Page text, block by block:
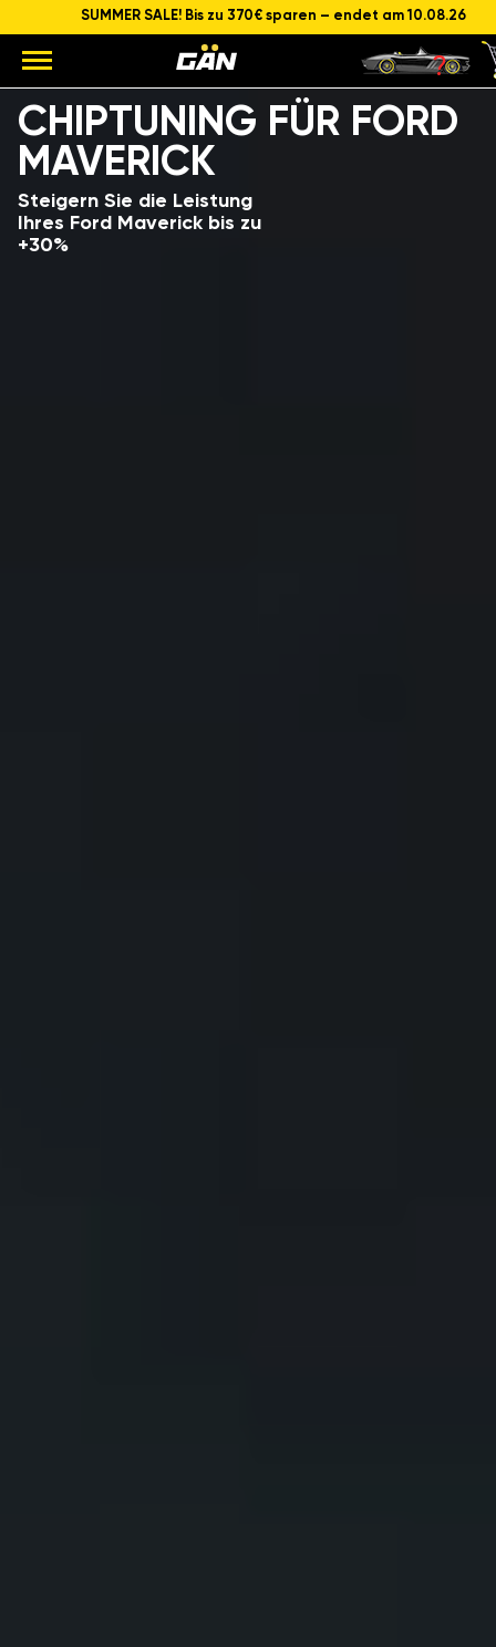
SUMMER SALE! Bis zu 370€ sparen – endet am 10.08.26
CHIPTUNING FÜR FORD
MAVERICK
Steigern Sie die Leistung
Ihres Ford Maverick bis zu
+30%
Modell
Hubraum und Leistung des Motors